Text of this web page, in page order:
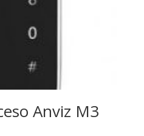
Anviz M3